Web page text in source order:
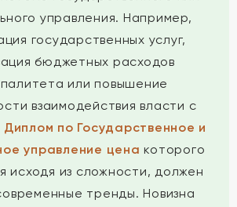
управления. Например,
государственных услуг,
бюджетных расходов
или повышение
взаимодействия власти с
Диплом по Государственное и
управление цена которого
исходя из сложности, должен
тренды. Новизна